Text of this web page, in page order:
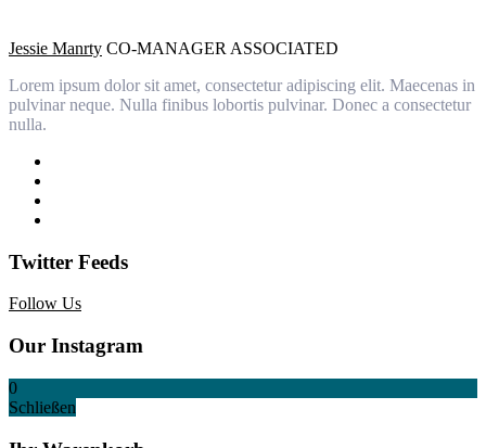
Jessie Manrty CO-MANAGER ASSOCIATED
Lorem ipsum dolor sit amet, consectetur adipiscing elit. Maecenas in
pulvinar neque. Nulla finibus lobortis pulvinar. Donec a consectetur
nulla.
Twitter Feeds
Follow Us
Our Instagram
0
Schließen